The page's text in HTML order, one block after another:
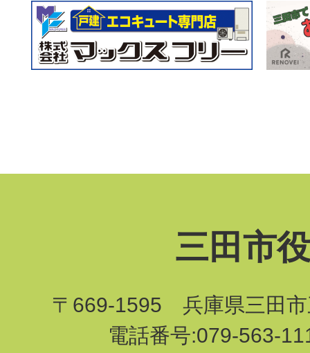
三田市
〒669-1595 兵庫県三田市
電話番号:079-563-